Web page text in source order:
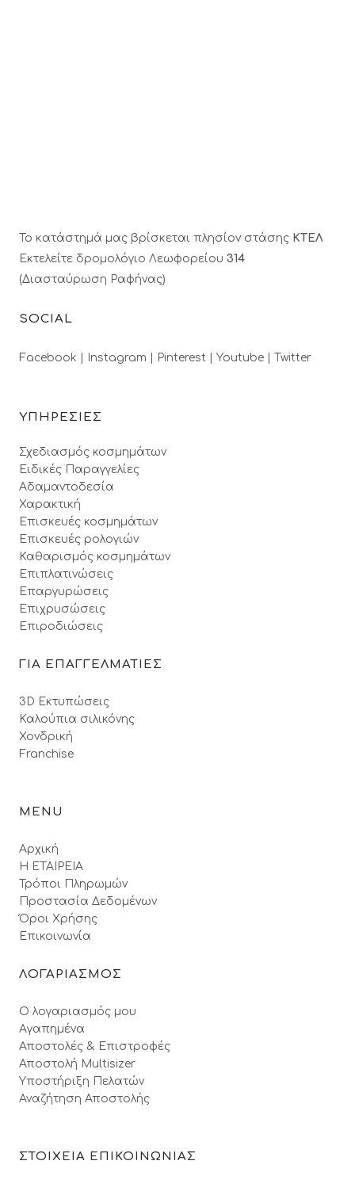
Το κατάστημά μας βρίσκεται πλησίον στάσης ΚΤΕΛ
Εκτελείτε δρομολόγιο Λεωφορείου 314
(Διασταύρωση Ραφήνας)
SOCIAL
Facebook | Instagram | Pinterest | Youtube | Twitter
ΥΠΗΡΕΣΙΕΣ
Σχεδιασμός κοσμημάτων
Ειδικές Παραγγελίες
Αδαμαντοδεσία
Χαρακτική
Επισκευές κοσμημάτων
Επισκευές ρολογιών
Καθαρισμός κοσμημάτων
Επιπλατινώσεις
Επαργυρώσεις
Επιχρυσώσεις
Επιροδιώσεις
ΓΙΑ ΕΠΑΓΓΕΛΜΑΤΙΕΣ
3D Εκτυπώσεις
Καλούπια σιλικόνης
Χονδρική
Franchise
MENU
Αρχική
Η ΕΤΑΙΡΕΙΑ
Τρόποι Πληρωμών
Προστασία Δεδομένων
Όροι Xρήσης
Επικοινωνία
ΛΟΓΑΡΙΑΣΜΟΣ
Ο λογαριασμός μου
Αγαπημένα
Αποστολές & Επιστροφές
Αποστολή Multisizer
Υποστήριξη Πελατών
Αναζήτηση Αποστολής
ΣΤΟΙΧΕΙΑ ΕΠΙΚΟΙΝΩΝΙΑΣ